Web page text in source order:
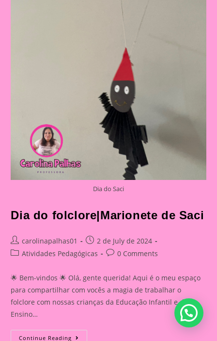
Dia do Saci
Dia do folclore|Marionete de Saci
Post
author:
carolinapalhas01
Post
published:
2 de July de 2024
PostAtividades Pedagógicas
Post0 Comments
🌟 Bem-vindos 🌟 Olá, gente querida! Aqui é o meu espaço
para compartilhar com vocês a magia de trabalhar o
folclore com nossas crianças da Educação Infantil e do
Ensino…
Continue Reading Dia